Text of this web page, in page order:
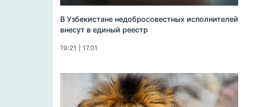
В Узбекистане недобросовестных исполнителей
внесут в единый реестр
19:21 | 17.01